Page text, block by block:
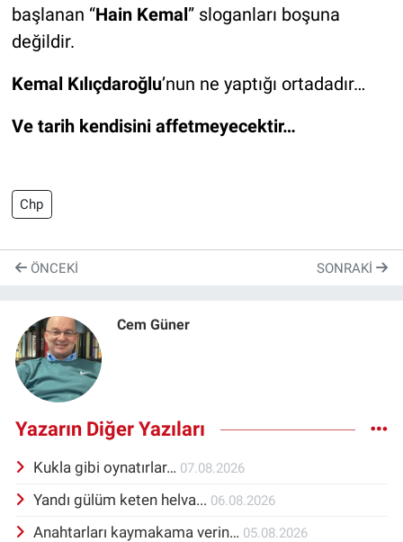
başlanan “Hain Kemal” sloganları boşuna
değildir.
Kemal Kılıçdaroğlu’nun ne yaptığı ortadadır…
Ve tarih kendisini affetmeyecektir…
Chp
ÖNCEKI SONRAKI
Cem Güner
Yazarın Diğer Yazıları
Kukla gibi oynatırlar… 07.08.2026
Yandı gülüm keten helva... 06.08.2026
Anahtarları kaymakama verin… 05.08.2026